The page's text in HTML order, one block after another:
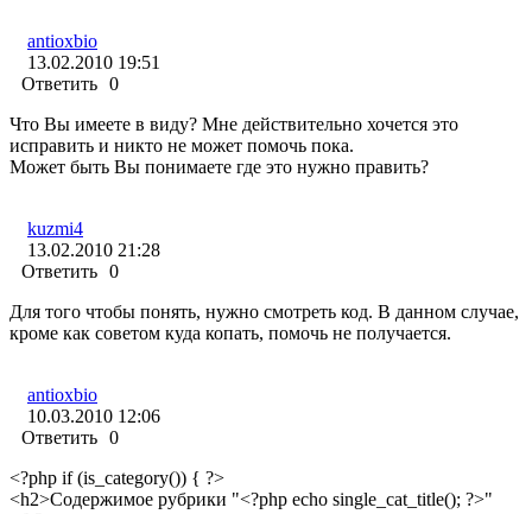
antioxbio
13.02.2010 19:51
Ответить 0
Что Вы имеете в виду? Мне действительно хочется это
исправить и никто не может помочь пока.
Может быть Вы понимаете где это нужно править?
kuzmi4
13.02.2010 21:28
Ответить 0
Для того чтобы понять, нужно смотреть код. В данном случае,
кроме как советом куда копать, помочь не получается.
antioxbio
10.03.2010 12:06
Ответить 0
<?php if (is_category()) { ?>
<h2>Содержимое рубрики "<?php echo single_cat_title(); ?>"